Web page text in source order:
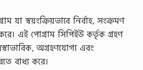
যা স্বয়ংক্রিয়ভাবে নির্বাহ, সংক্রমণ
এই পোগ্রাম সিপিইউ কর্তৃক গ্রহণ
অগ্রহণযোগ্য এবং
বাধ্য করে।